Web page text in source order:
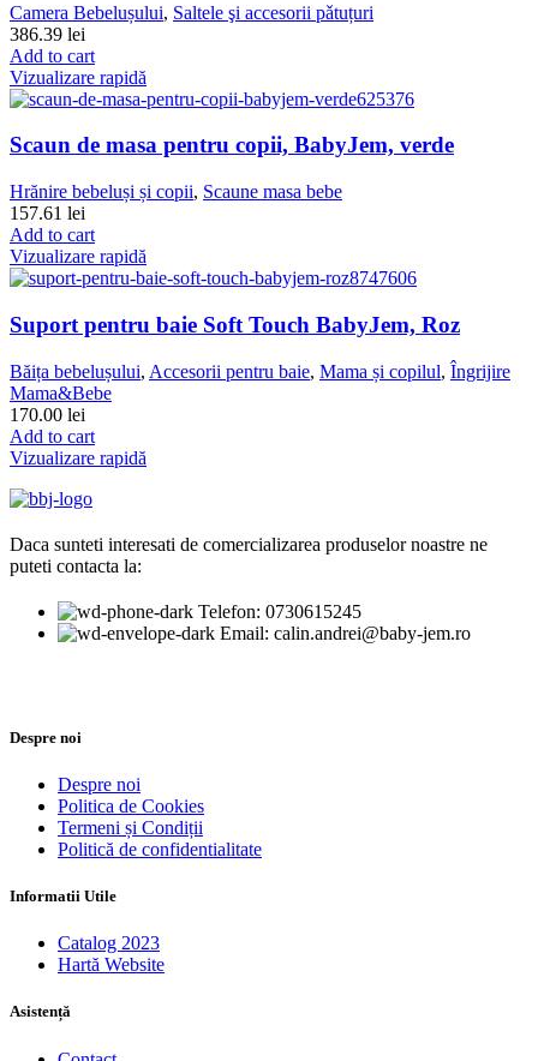
Camera Bebelușului, Saltele şi accesorii pǎtuțuri
386.39 lei
Add to cart
Vizualizare rapidă
Scaun de masa pentru copii, BabyJem, verde
Hrănire bebeluși și copii, Scaune masa bebe
157.61 lei
Add to cart
Vizualizare rapidă
Suport pentru baie Soft Touch BabyJem, Roz
Băița bebelușului, Accesorii pentru baie, Mama și copilul, Îngrijire
Mama&Bebe
170.00 lei
Add to cart
Vizualizare rapidă
Daca sunteti interesati de comercializarea produselor noastre ne
puteti contacta la:
Telefon: 0730615245
Email: calin.andrei@baby-jem.ro
Despre noi
Despre noi
Politica de Cookies
Termeni și Condiții
Politică de confidentialitate
Informatii Utile
Catalog 2023
Hartă Website
Asistență